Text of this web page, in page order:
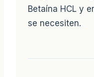
Betaína HCL y
se necesiten.